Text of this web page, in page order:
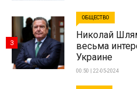
ОБЩЕСТВО
Николай
весьма
Украине
00:50 | 22-05-2024
3